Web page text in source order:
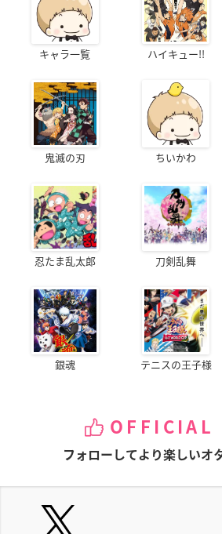
キャラ一覧 ハイキュー!!
鬼滅の刃 ちいかわ
忍たま乱太郎 刀剣乱舞
銀魂 テニスの王子様
OFFICIAL
フォローしてより楽しいオ